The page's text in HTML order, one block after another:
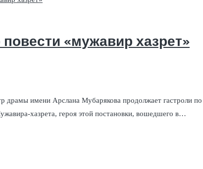
«мужавир хазрет»
драмы имени Арслана Мубарякова продолжает гастроли
хазрета, героя этой постановки, вошедшего в…